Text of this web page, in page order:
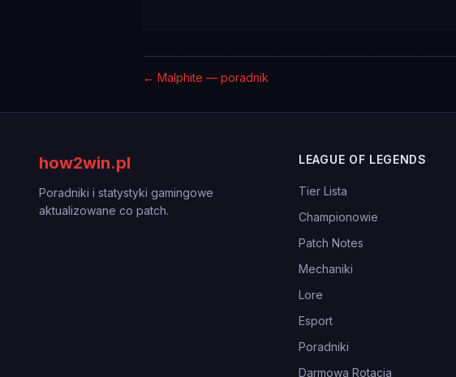
← Malphite — poradnik
how2win.pl
Poradniki i statystyki gamingowe
aktualizowane co patch.
LEAGUE OF LEGENDS
Tier Lista
Championowie
Patch Notes
Mechaniki
Lore
Esport
Poradniki
Darmowa Rotacja